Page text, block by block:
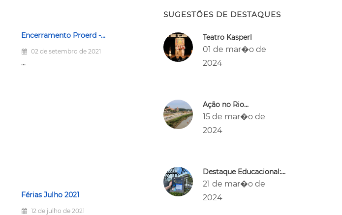
Encerramento Proerd -...
02 de setembro de 2021
...
Férias Julho 2021
12 de julho de 2021
SUGESTÕES DE DESTAQUES
Teatro Kasperl
01 de mar�o de
2024
Ação no Rio...
15 de mar�o de
2024
Destaque Educacional:...
21 de mar�o de
2024